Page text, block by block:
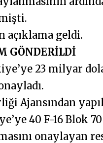
açıklama geldi.
GÖNDERİLDİ
23 milyar
Ajansından
40 F-16 Blok 70
onaylayan